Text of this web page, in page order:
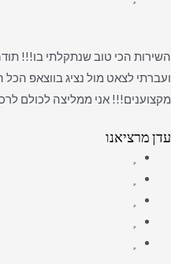
השירות הכי טוב שנתקלתי בו!!!
ועברתי לצאט מול נציג בווצאפ
מקצוענים!!! אני ממליצה לכולם
עדן מרציאנו